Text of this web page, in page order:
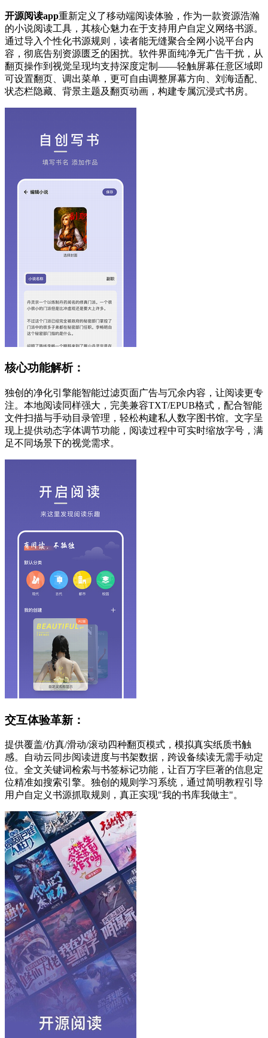
开源阅读app重新定义了移动端阅读体验，作为一款资源浩瀚
的小说阅读工具，其核心魅力在于支持用户自定义网络书源。
通过导入个性化书源规则，读者能无缝聚合全网小说平台内
容，彻底告别资源匮乏的困扰。软件界面纯净无广告干扰，从
翻页操作到视觉呈现均支持深度定制——轻触屏幕任意区域即
可设置翻页、调出菜单，更可自由调整屏幕方向、刘海适配、
状态栏隐藏、背景主题及翻页动画，构建专属沉浸式书房。
核心功能解析：
独创的净化引擎能智能过滤页面广告与冗余内容，让阅读更专
注。本地阅读同样强大，完美兼容TXT/EPUB格式，配合智能
文件扫描与手动目录管理，轻松构建私人数字图书馆。文字呈
现上提供动态字体调节功能，阅读过程中可实时缩放字号，满
足不同场景下的视觉需求。
交互体验革新：
提供覆盖/仿真/滑动/滚动四种翻页模式，模拟真实纸质书触
感。自动云同步阅读进度与书架数据，跨设备续读无需手动定
位。全文关键词检索与书签标记功能，让百万字巨著的信息定
位精准如搜索引擎。独创的规则学习系统，通过简明教程引导
用户自定义书源抓取规则，真正实现"我的书库我做主"。